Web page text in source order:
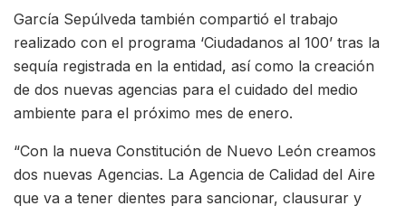
García Sepúlveda también compartió el trabajo
realizado con el programa ‘Ciudadanos al 100’ tras la
sequía registrada en la entidad, así como la creación
de dos nuevas agencias para el cuidado del medio
ambiente para el próximo mes de enero.
“Con la nueva Constitución de Nuevo León creamos
dos nuevas Agencias. La Agencia de Calidad del Aire
que va a tener dientes para sancionar, clausurar y